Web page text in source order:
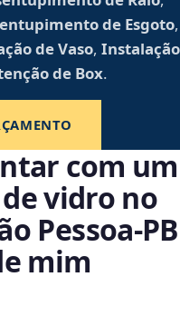
de Esgoto,
de Vaso, Instalação
de Box.
com um
vidro no
Pessoa‑PB
mim